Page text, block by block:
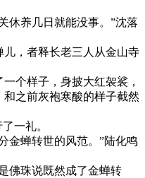
休养几日就能没事。”沈落
，者释长老三人从金山寺
个样子，身披大红袈裟，
之前灰袍寒酸的样子截然
一礼。
金蝉转世的风范。”陆化鸣
佛珠说既然成了金蝉转